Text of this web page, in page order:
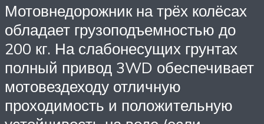
Мотовнедорожник на трёх колёсах
обладает грузоподъемностью до
200 кг. На слабонесущих грунтах
полный привод 3WD обеспечивает
мотовездеходу отличную
проходимость и положительную